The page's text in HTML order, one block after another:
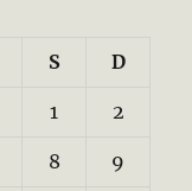
S D
1 2
8 9